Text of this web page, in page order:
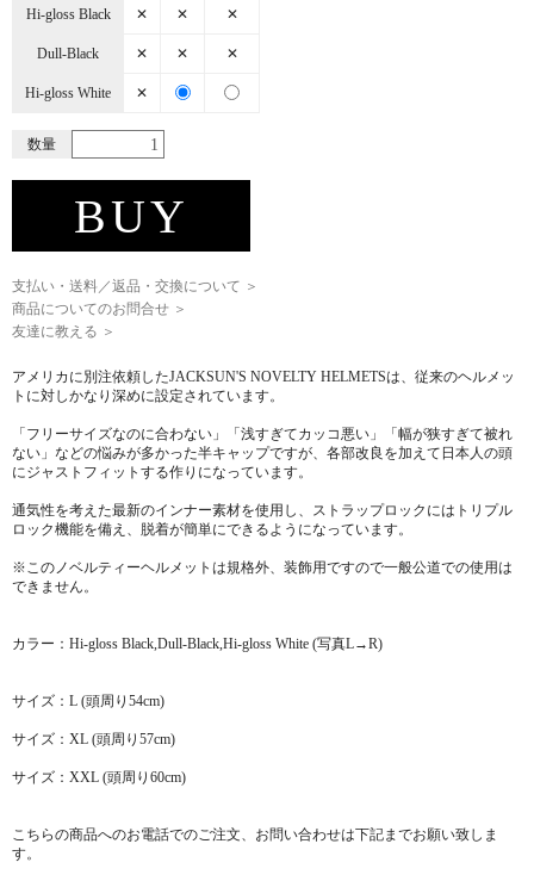
Hi-gloss Black ✕ ✕ ✕
Dull-Black ✕ ✕ ✕
Hi-gloss White ✕
数量
BUY
支払い・送料／返品・交換について ＞
商品についてのお問合せ ＞
友達に教える ＞
アメリカに別注依頼したJACKSUN'S NOVELTY HELMETSは、従来のヘルメッ
トに対しかなり深めに設定されています。
「フリーサイズなのに合わない」「浅すぎてカッコ悪い」「幅が狭すぎて被れ
ない」などの悩みが多かった半キャップですが、各部改良を加えて日本人の頭
にジャストフィットする作りになっています。
通気性を考えた最新のインナー素材を使用し、ストラップロックにはトリプル
ロック機能を備え、脱着が簡単にできるようになっています。
※このノベルティーヘルメットは規格外、装飾用ですので一般公道での使用は
できません。
カラー：Hi-gloss Black,Dull-Black,Hi-gloss White (写真L→R)
サイズ：L (頭周り54cm)
サイズ：XL (頭周り57cm)
サイズ：XXL (頭周り60cm)
こちらの商品へのお電話でのご注文、お問い合わせは下記までお願い致しま
す。